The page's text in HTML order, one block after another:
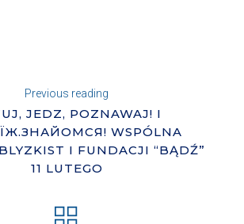
Previous reading
JEDZ, POZNAWAJ! I
WSPÓLNA
I FUNDACJI “BĄDŹ”
11 LUTEGO